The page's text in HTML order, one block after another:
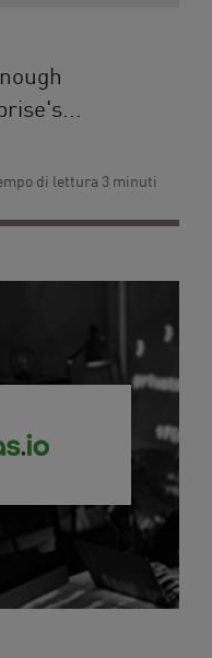
di lettura 3 minuti